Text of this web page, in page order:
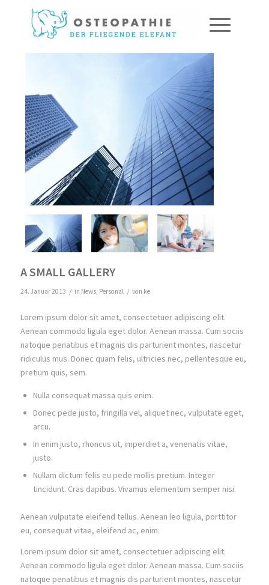
A SMALL GALLERY
24. Januar 2013 / in News, Personal / von ke
Lorem ipsum dolor sit amet, consectetuer adipiscing elit.
Aenean commodo ligula eget dolor. Aenean massa. Cum sociis
natoque penatibus et magnis dis parturient montes, nascetur
ridiculus mus. Donec quam felis, ultricies nec, pellentesque eu,
pretium quis, sem.
Nulla consequat massa quis enim.
Donec pede justo, fringilla vel, aliquet nec, vulputate eget,
arcu.
In enim justo, rhoncus ut, imperdiet a, venenatis vitae,
justo.
Nullam dictum felis eu pede mollis pretium. Integer
tincidunt. Cras dapibus. Vivamus elementum semper nisi.
Aenean vulputate eleifend tellus. Aenean leo ligula, porttitor
eu, consequat vitae, eleifend ac, enim.
Lorem ipsum dolor sit amet, consectetuer adipiscing elit.
Aenean commodo ligula eget dolor. Aenean massa. Cum sociis
natoque penatibus et magnis dis parturient montes, nascetur